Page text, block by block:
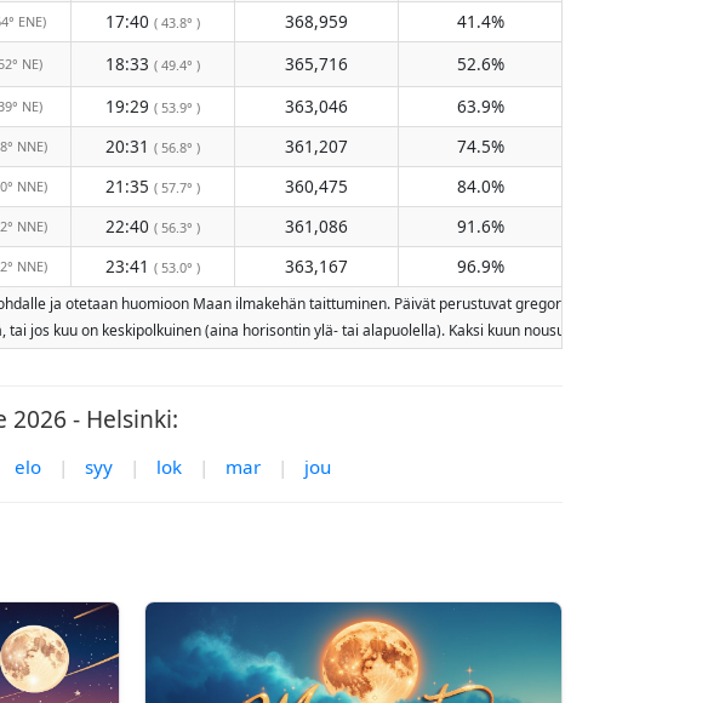
ENE) 17:40 ( 43.8° ) 368,959
41.4%
NE) 18:33 ( 49.4° ) 365,716
52.6%
NE) 19:29 ( 53.9° ) 363,046
63.9%
NNE) 20:31 ( 56.8° ) 361,207
74.5%
NNE) 21:35 ( 57.7° ) 360,475
84.0%
NNE) 22:40 ( 56.3° ) 361,086
91.6%
NNE) 23:41 ( 53.0° ) 363,167 96.9%
ja otetaan huomioon Maan ilmakehän taittuminen. Päivät perustuvat gregoriaaniseen kalenteriin.
jos kuu on keskipolkuinen (aina horisontin ylä- tai alapuolella). Kaksi kuun nousua tai laskua samana
- Helsinki:
elo | syy | lok | mar | jou